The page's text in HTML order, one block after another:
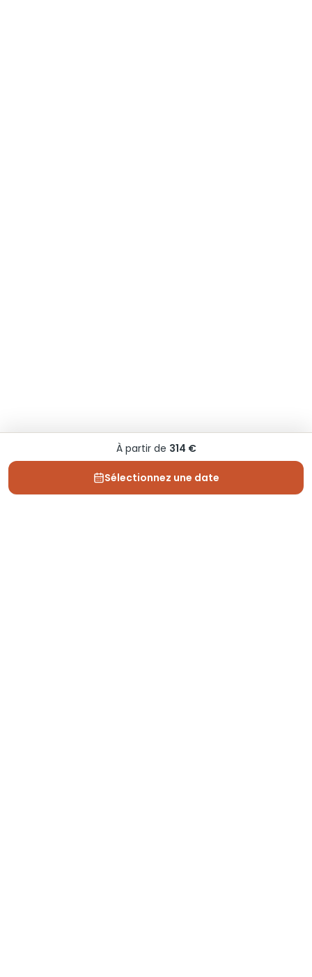
À partir de 314 €
Sélectionnez une date